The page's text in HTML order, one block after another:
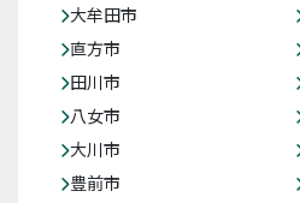
大牟田市
直方市
田川市
八女市
大川市
豊前市